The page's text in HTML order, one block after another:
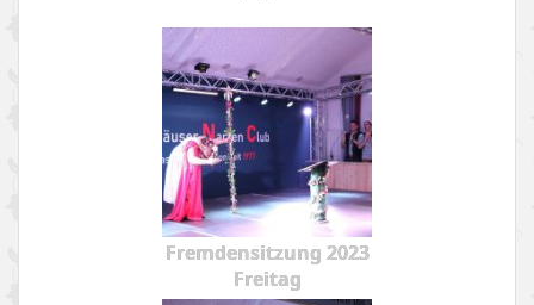
Fremdensitzung 2023
Freitag